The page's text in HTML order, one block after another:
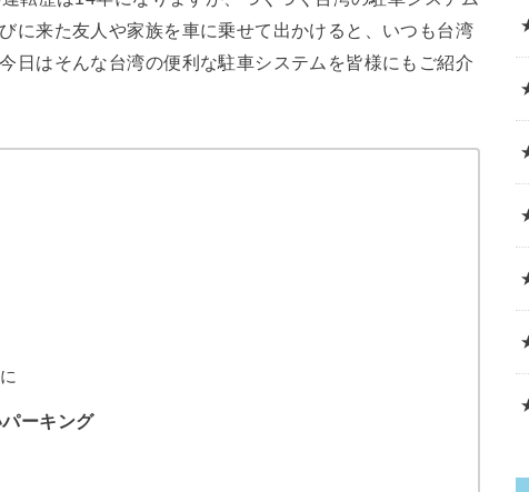
に来た友人や家族を車に乗せて出かけると、いつも台湾
日はそんな台湾の便利な駐車システムを皆様にもご紹介
ーキング